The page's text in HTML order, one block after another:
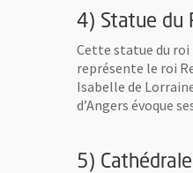
4) Statue du
Cette statue du roi
représente le roi
Isabelle de
d’Angers évoque
5) Cathédrale